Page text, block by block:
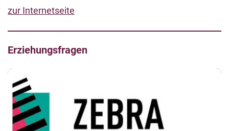
zur Internetseite
Erziehungsfragen